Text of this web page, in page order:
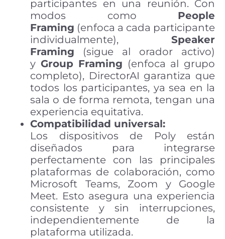
participantes en una reunión. Con
modos como People
Framing (enfoca a cada participante
individualmente), Speaker
Framing (sigue al orador activo)
y Group Framing (enfoca al grupo
completo), DirectorAI garantiza que
todos los participantes, ya sea en la
sala o de forma remota, tengan una
experiencia equitativa.
Compatibilidad universal:
Los dispositivos de Poly están
diseñados para integrarse
perfectamente con las principales
plataformas de colaboración, como
Microsoft Teams, Zoom y Google
Meet. Esto asegura una experiencia
consistente y sin interrupciones,
independientemente de la
plataforma utilizada.